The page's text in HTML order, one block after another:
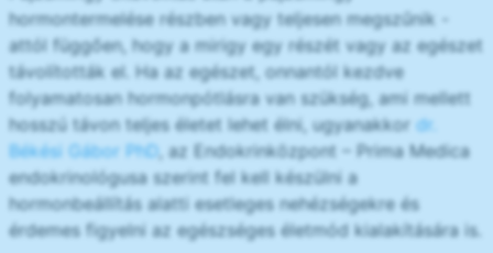
hormontermelése részben vagy teljesen megszűnik -
attól függően, hogy a mirigy egy részét vagy az egészet
távolították el. Ha az egészet, onnantól kezdve
folyamatosan hormonpótlásra van szükség, ami mellett
hosszú távon teljes életet lehet élni, ugyanakkor dr.
Békési Gábor PhD
, az Endokrinközpont – Prima Medica
endokrinológusa szerint fel kell készülni a
hormonbeállítás alatti esetleges nehézségekre és
érdemes figyelni az egészséges életmód kialakítására is.